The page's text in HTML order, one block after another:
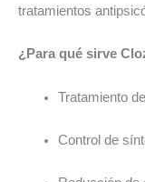
tratamientos
¿Para qué sirve
Tratamiento
Control de